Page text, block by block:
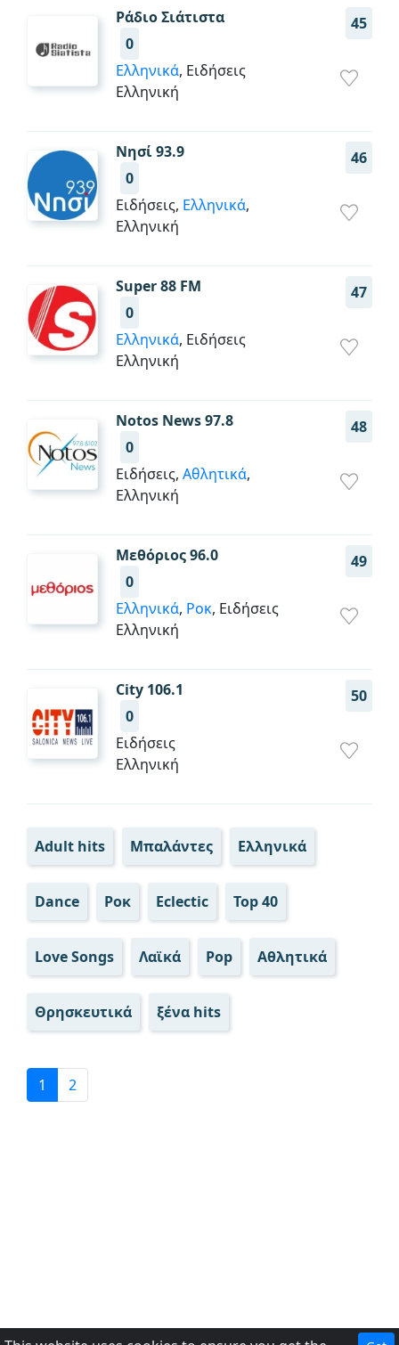
Ράδιο Σιάτιστα
45
0
Ελληνικά, Ειδήσεις
Ελληνική
Νησί 93.9
46
0
Ειδήσεις, Ελληνικά,
Ελληνική
Super 88 FM
47
0
Ελληνικά, Ειδήσεις
Ελληνική
Notos News 97.8
48
0
Ειδήσεις, Αθλητικά,
Ελληνική
Μεθόριος 96.0
49
0
Ελληνικά, Ροκ, Ειδήσεις
Ελληνική
City 106.1
50
0
Ειδήσεις
Ελληνική
Adult hits Μπαλάντες Ελληνικά
Dance Ροκ Eclectic Top 40
Love Songs Λαϊκά Pop Αθλητικά
Θρησκευτικά ξένα hits
1 2